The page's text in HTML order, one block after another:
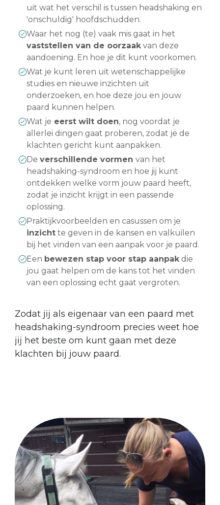
uit wat het verschil is tussen headshaking en
'onschuldig' hoofdschudden.
Waar het nog (te) vaak mis gaat in het
vaststellen van de oorzaakvan deze
aandoening. En hoe je dit kunt voorkomen.
Wat je kunt leren uit wetenschappelijke
studies en nieuwe inzichten uit
onderzoeken, en hoe deze jou en jouw
paard kunnen helpen.
Wat je eerst wilt doen, nog voordat je
allerlei dingen gaat proberen, zodat je de
klachten gericht kunt aanpakken.
De verschillende vormen van het
headshaking-syndroom en hoe jij kunt
ontdekken welke vorm jouw paard heeft,
zodat je inzicht krijgt in een passende
oplossing.
Praktijkvoorbeelden en casussen om je
inzicht te geven in de kansen en valkuilen
bij het vinden van een aanpak voor je paard.
Een bewezen stap voor stap aanpakdie
jou gaat helpen om de kans tot het vinden
van een oplossing echt gaat vergroten.
Zodat jij als eigenaar van een paard met
headshaking-syndroom precies weet hoe
jij het beste om kunt gaan met deze
klachten bij jouw paard.